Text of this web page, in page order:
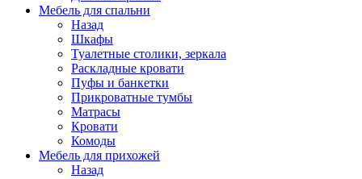
Мебель для спальни
Назад
Шкафы
Туалетные столики, зеркала
Раскладные кровати
Пуфы и банкетки
Прикроватные тумбы
Матрасы
Кровати
Комоды
Мебель для прихожей
Назад